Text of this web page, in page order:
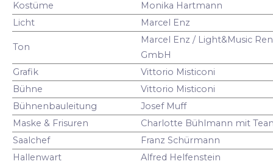
Kostüme
Monika Hartmann
Licht
Marcel Enz
Ton
Marcel Enz / Light&Music
GmbH
Grafik
Vittorio Misticoni
Bühne
Vittorio Misticoni
Bühnenbauleitung
Josef Muff
Maske & Frisuren
Charlotte Bühlmann mit
Saalchef
Franz Schürmann
Hallenwart
Alfred Helfenstein